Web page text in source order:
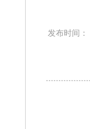
发布时间：